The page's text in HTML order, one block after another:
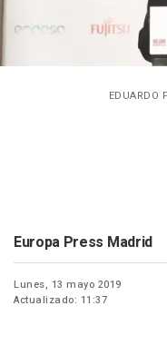
EDUARDO
Europa Press Madrid
Lunes, 13 mayo 2019
Actualizado: 11:37